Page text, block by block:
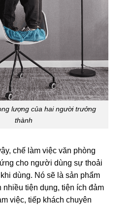
lượng của hai người trưởng
thành
chế làm việc văn phòng
cho người dùng sự thoải
dùng. Nó sẽ là sản phẩm
nhiều tiện dụng, tiện ích đảm
việc, tiếp khách chuyên